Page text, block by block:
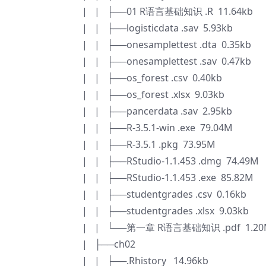
| | ├──01 R语言基础知识 .R 11.64kb
| | ├──logisticdata .sav 5.93kb
| | ├──onesamplettest .dta 0.35kb
| | ├──onesamplettest .sav 0.47kb
| | ├──os_forest .csv 0.40kb
| | ├──os_forest .xlsx 9.03kb
| | ├──pancerdata .sav 2.95kb
| | ├──R-3.5.1-win .exe 79.04M
| | ├──R-3.5.1 .pkg 73.95M
| | ├──RStudio-1.1.453 .dmg 74.49M
| | ├──RStudio-1.1.453 .exe 85.82M
| | ├──studentgrades .csv 0.16kb
| | ├──studentgrades .xlsx 9.03kb
| | └──第一章 R语言基础知识 .pdf
| ├──ch02
| | ├──.Rhistory 14.96kb